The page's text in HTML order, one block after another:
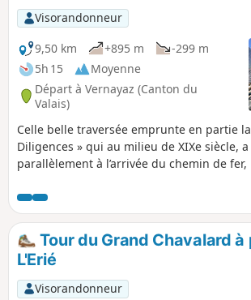
Visorandonneur
9,50 km
+895 m
-299 m
5h 15
Moyenne
Départ à Vernayaz (Canton du
Valais)
Celle belle traversée emprunte en partie
Diligences » qui au milieu de XIXe siècle,
parallèlement à l’arrivée du chemin de fer,
également d’admirer les chalets
Les Granges, Les Marécottes, et Le
transport en commun.
Tour du Grand Chavalard
L'Erié
Visorandonneur